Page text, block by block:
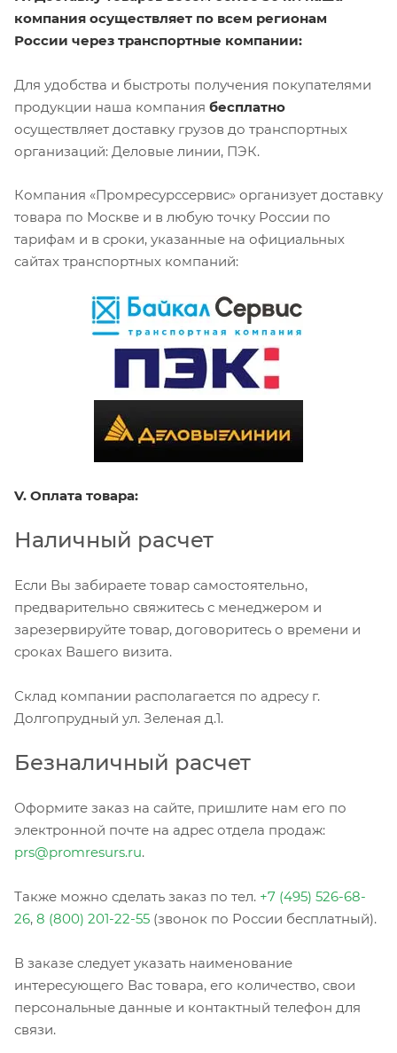
компания осуществляет по всем регионам
России через транспортные компании:
Для удобства и быстроты получения покупателями
продукции наша компания бесплатно
осуществляет доставку грузов до транспортных
организаций: Деловые линии, ПЭК.
Компания «Промресурссервис» организует доставку
товара по Москве и в любую точку России по
тарифам и в сроки, указанные на официальных
сайтах транспортных компаний:
V. Оплата товара:
Наличный расчет
Если Вы забираете товар самостоятельно,
предварительно свяжитесь с менеджером и
зарезервируйте товар, договоритесь о времени и
сроках Вашего визита.
Склад компании располагается по адресу г.
Долгопрудный ул. Зеленая д.1.
Безналичный расчет
Оформите заказ на сайте, пришлите нам его по
электронной почте на адрес отдела продаж:
prs@promresurs.ru.
Также можно сделать заказ по тел. +7 (495) 526-68-
26, 8 (800) 201-22-55 (звонок по России бесплатный).
В заказе следует указать наименование
интересующего Вас товара, его количество, свои
персональные данные и контактный телефон для
связи.